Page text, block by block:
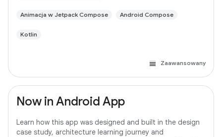
Animacja w Jetpack Compose Android Compose
Kotlin
Zaawansowany
Now in Android App
Learn how this app was designed and built in the design
case study, architecture learning journey and